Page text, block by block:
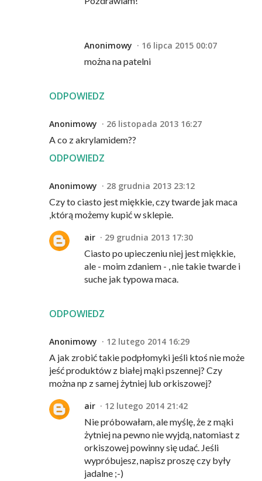
ODPOWIEDZ
Anonimowy
16 lipca 2015 00:07
można na patelni
Anonimowy
26 listopada 2013 16:27
A co z akrylamidem??
ODPOWIEDZ
Anonimowy
28 grudnia 2013 23:12
Czy to ciasto jest miękkie, czy twarde jak maca
,którą możemy kupić w sklepie.
ODPOWIEDZ
air
29 grudnia 2013 17:30
Ciasto po upieczeniu niej jest miękkie,
ale - moim zdaniem - , nie takie twarde i
suche jak typowa maca.
Anonimowy
12 lutego 2014 16:29
A jak zrobić takie podpłomyki jeśli ktoś nie może
jeść produktów z białej mąki pszennej? Czy
można np z samej żytniej lub orkiszowej?
air
12 lutego 2014 21:42
Nie próbowałam, ale myślę, że z mąki
żytniej na pewno nie wyjdą, natomiast z
orkiszowej powinny się udać. Jeśli
wypróbujesz, napisz proszę czy były
jadalne ;-)